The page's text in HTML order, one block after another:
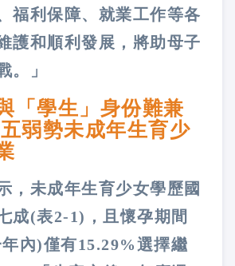
福利保障、就業工作等各
護和順利發展，將助母子
。」
「學生」身份難兼
弱勢未成年生育少
，未成年生育少女學歷國
成(表2-1)，且懷孕期間
內)僅有15.29%選擇繼